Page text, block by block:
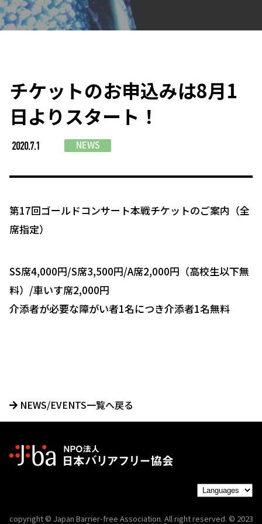
チケットのお申込みは8月1
日よりスタート！
2020.7.1 NEWS
第17回ゴールドコンサート本戦チケットのご案内（全
席指定）
SS席4,000円/S席3,500円/A席2,000円（高校生以下無
料）/車いす席2,000円
介添者が必要な障がい者1名につき介添者1名無料
NEWS/EVENTS一覧へ戻る
copyright © Japan Barrier-free Association. All right reserved. © 2023